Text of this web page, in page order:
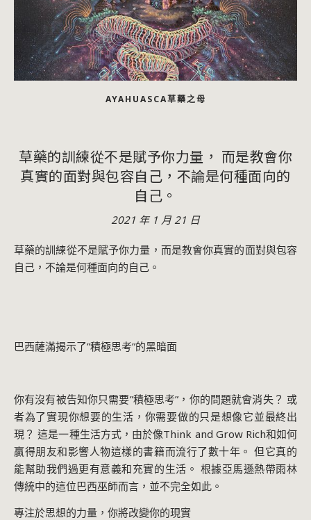
AYAHUASCA草藥之母
草藥的訓練從不是賦予你力量， 而是教會你
真實的面對與包容自己，不論是何種面向的
自己。
2021 年 1 月 21 日
草藥的訓練從不是賦予你力量，而是教會你真實的面對與包容
自己，不論是何種面向的自己。
巴西薩滿揭示了”積極思考”的黑暗面
你有沒有被告知你只需要”積極思考”，你的問題就會消失？ 或
者為了實現你想要的生活，你需要做的只是想像它並最終出
現？ 這是一種生活方式，由於像Think and Grow Rich和如何
贏得朋友和影響人物這樣的書籍而流行了數十年。 但它真的
能幫助我們過更有意義和充實的生活。 根據亞馬遜熱帶雨林
傳統中的這位巴西巫師而言，並不完全如此。
專注於思想的力量，你將改變你的現實